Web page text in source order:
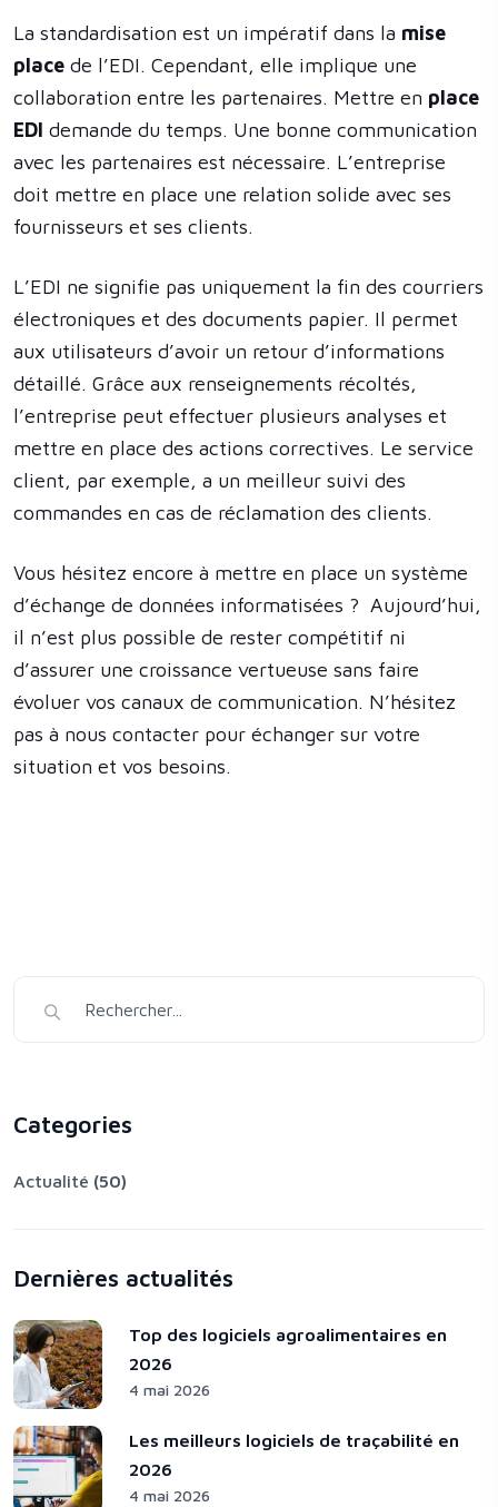
La standardisation est un impératif dans la mise
place de l’EDI. Cependant, elle implique une
collaboration entre les partenaires. Mettre en place
EDI demande du temps. Une bonne communication
avec les partenaires est nécessaire. L’entreprise
doit mettre en place une relation solide avec ses
fournisseurs et ses clients.
L’EDI ne signifie pas uniquement la fin des courriers
électroniques et des documents papier. Il permet
aux utilisateurs d’avoir un retour d’informations
détaillé. Grâce aux renseignements récoltés,
l’entreprise peut effectuer plusieurs analyses et
mettre en place des actions correctives. Le service
client, par exemple, a un meilleur suivi des
commandes en cas de réclamation des clients.
Vous hésitez encore à mettre en place un système
d’échange de données informatisées ? Aujourd’hui,
il n’est plus possible de rester compétitif ni
d’assurer une croissance vertueuse sans faire
évoluer vos canaux de communication. N’hésitez
pas à nous contacter pour échanger sur votre
situation et vos besoins.
Categories
Actualité (50)
Dernières actualités
Top des logiciels agroalimentaires en
2026
4 mai 2026
Les meilleurs logiciels de traçabilité en
2026
4 mai 2026